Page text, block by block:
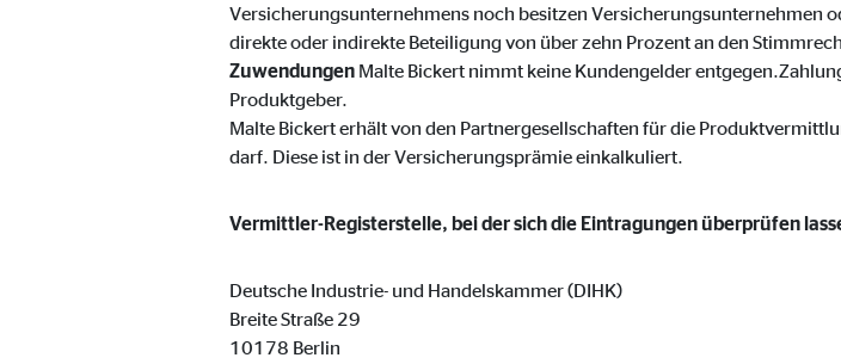
Versicherungsunternehmens noch besitzen Versicherungsunternehmen
direkte oder indirekte Beteiligung von über zehn Prozent an den
Zuwendungen Malte Bickert nimmt keine Kundengelder
Produktgeber.
Malte Bickert erhält von den Partnergesellschaften für die
darf. Diese ist in der Versicherungsprämie einkalkuliert.
Vermittler-Registerstelle, bei der sich die Eintragungen überprüfen
Deutsche Industrie- und Handelskammer (DIHK)
Breite Straße 29
10178 Berlin
Cookie Laufzeit: 3 Monate
Adform | Empfänger: OVB, Adform A/S
uid, C
Cookie Laufzeit: 2 Monate